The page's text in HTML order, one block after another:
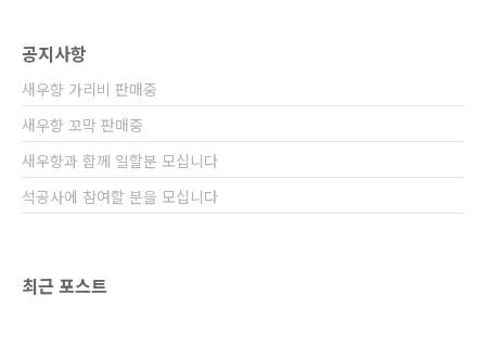
공지사항
새우향 가리비 판매중
새우향 꼬막 판매중
새우향과 함께 일할분 모십니다
석공사에 참여할 분을 모십니다
최근 포스트